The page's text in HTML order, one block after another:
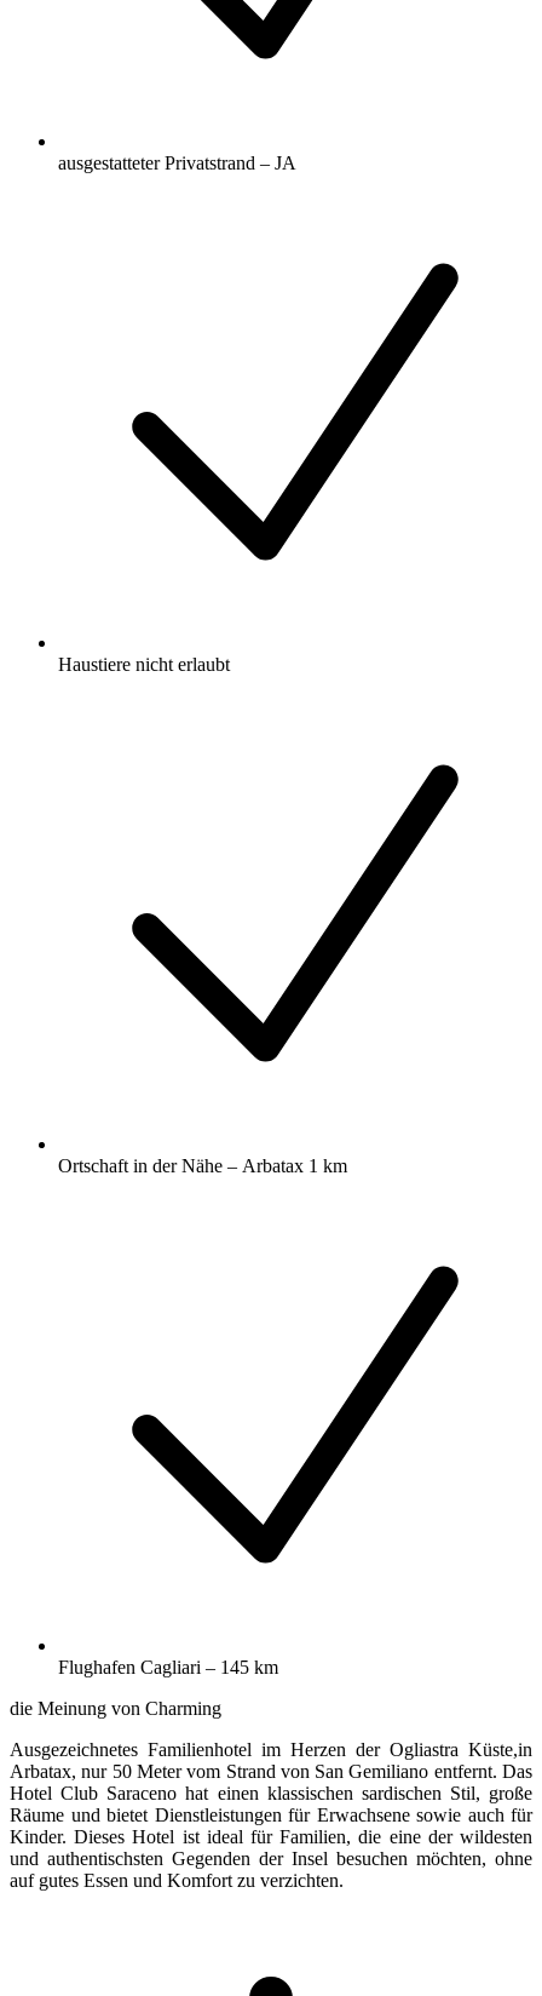
ausgestatteter Privatstrand – JA
Haustiere nicht erlaubt
Ortschaft in der Nähe – Arbatax 1 km
Flughafen Cagliari – 145 km
die Meinung von Charming
Ausgezeichnetes Familienhotel im Herzen der Ogliastra Küste,in
Arbatax, nur 50 Meter vom Strand von San Gemiliano entfernt. Das
Hotel Club Saraceno hat einen klassischen sardischen Stil, große
Räume und bietet Dienstleistungen für Erwachsene sowie auch für
Kinder. Dieses Hotel ist ideal für Familien, die eine der wildesten
und authentischsten Gegenden der Insel besuchen möchten, ohne
auf gutes Essen und Komfort zu verzichten.